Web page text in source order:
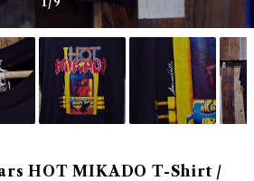
HOT MIKADO T-Shirt /